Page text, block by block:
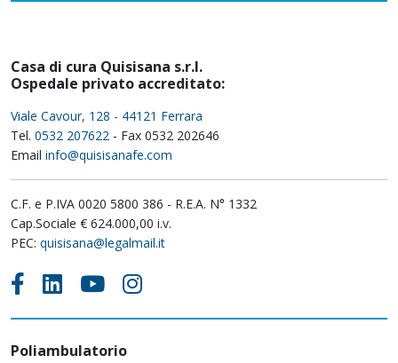
Casa di cura Quisisana s.r.l.
Ospedale privato accreditato:
Viale Cavour, 128 - 44121 Ferrara
Tel. 0532 207622 - Fax 0532 202646
Email info@quisisanafe.com
C.F. e P.IVA 0020 5800 386 - R.E.A. N° 1332
Cap.Sociale € 624.000,00 i.v.
PEC: quisisana@legalmail.it
Poliambulatorio